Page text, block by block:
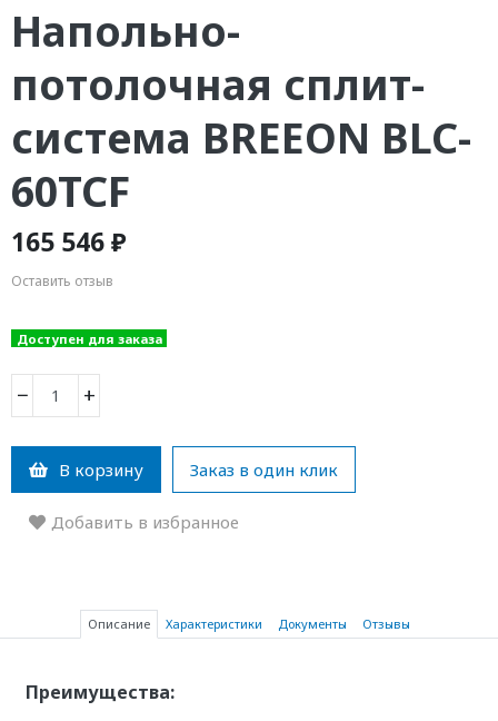
Напольно-
потолочная сплит-
система BREEON BLC-
60TCF
165 546 ₽
Оставить отзыв
Доступен для заказа
− +
В корзину Заказ в один клик
Добавить в избранное
Описание Характеристики Документы Отзывы
Преимущества: